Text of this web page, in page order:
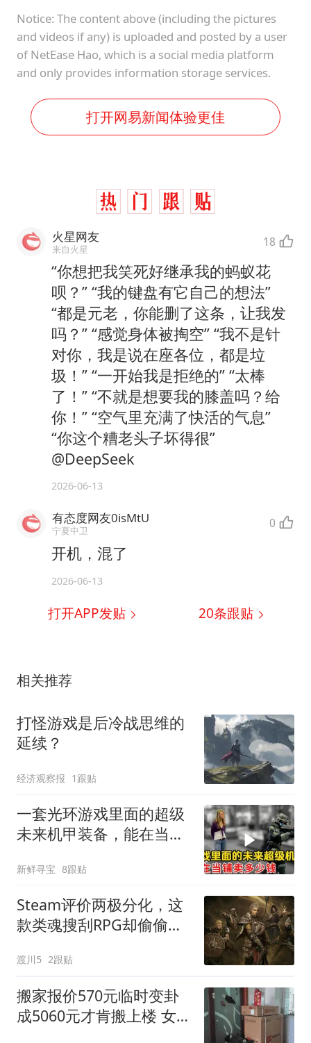
Notice: The content above (including the pictures
and videos if any) is uploaded and posted by a user
of NetEase Hao, which is a social media platform
and only provides information storage services.
打开网易新闻体验更佳
火星网友
来自火星 18
“你想把我笑死好继承我的蚂蚁花
呗？” “我的键盘有它自己的想法”
“都是元老，你能删了这条，让我发
吗？” “感觉身体被掏空” “我不是针
对你，我是说在座各位，都是垃
圾！” “一开始我是拒绝的” “太棒
了！” “不就是想要我的膝盖吗？给
你！” “空气里充满了快活的气息”
“你这个糟老头子坏得很”
@DeepSeek
2026-06-13
有态度网友0isMtU
宁夏中卫 0
开机，混了
2026-06-13
打开APP发贴 20条跟贴
相关推荐
打怪游戏是后冷战思维的
延续？
经济观察报 1跟贴
一套光环游戏里面的超级
未来机甲装备，能在当铺
新鲜寻宝 8跟贴
Steam评价两极分化，这
款类魂搜刮RPG却偷偷攒
路线图准备救口碑
渡川5 2跟贴
搬家报价570元临时变卦
成5060元才肯搬上楼 女子